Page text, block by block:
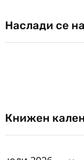
Наслади се
Книжен